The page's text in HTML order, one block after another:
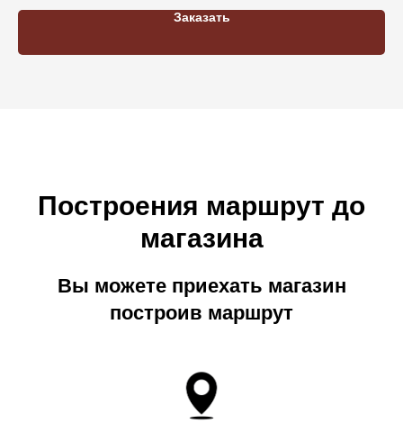
Заказать
Построения маршрут до
магазина
Вы можете приехать магазин
построив маршрут